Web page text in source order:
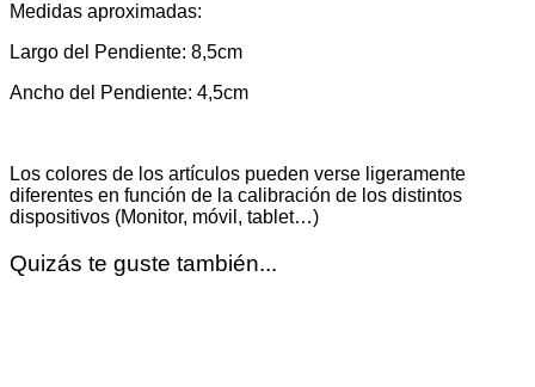
Medidas aproximadas:
Largo del Pendiente: 8,5cm
Ancho del Pendiente: 4,5cm
Los colores de los artículos pueden verse ligeramente
diferentes en función de la calibración de los distintos
dispositivos (Monitor, móvil, tablet…)
Quizás te guste también...